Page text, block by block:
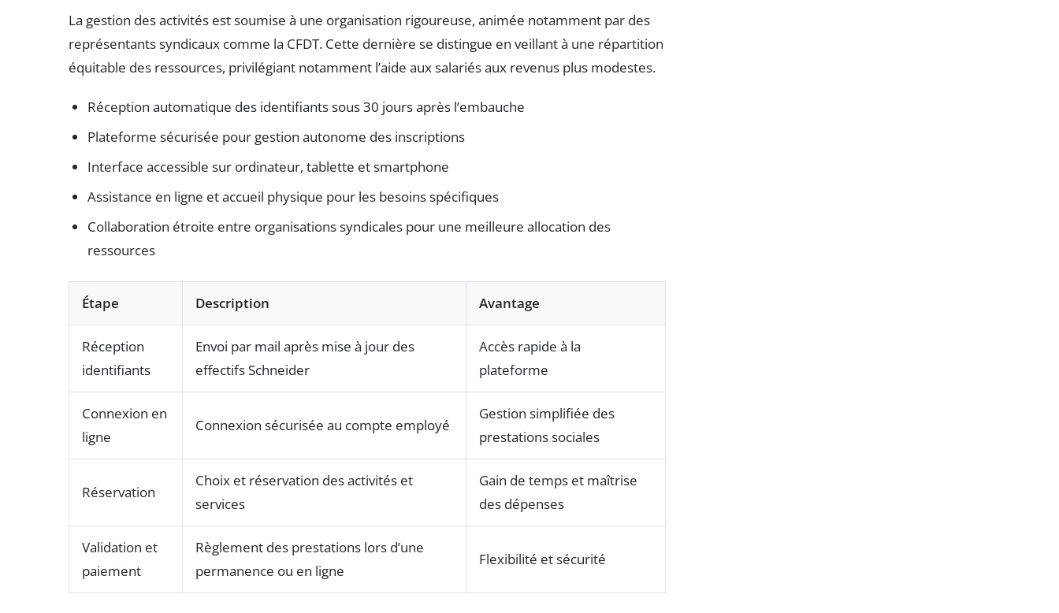
La gestion des activités est soumise à une organisation rigoureuse, animée notamment par des
représentants syndicaux comme la CFDT. Cette dernière se distingue en veillant à une répartition
équitable des ressources, privilégiant notamment l’aide aux salariés aux revenus plus modestes.
Réception automatique des identifiants sous 30 jours après l’embauche
Plateforme sécurisée pour gestion autonome des inscriptions
Interface accessible sur ordinateur, tablette et smartphone
Assistance en ligne et accueil physique pour les besoins spécifiques
Collaboration étroite entre organisations syndicales pour une meilleure allocation des
ressources
Étape Description Avantage
Réception
identifiants
Envoi par mail après mise à jour des
effectifs Schneider
Accès rapide à la
plateforme
Connexion en
ligne
Connexion sécurisée au compte employé
Gestion simplifiée des
prestations sociales
Réservation
Choix et réservation des activités et
services
Gain de temps et maîtrise
des dépenses
Validation et
paiement
Règlement des prestations lors d’une
permanence ou en ligne
Flexibilité et sécurité